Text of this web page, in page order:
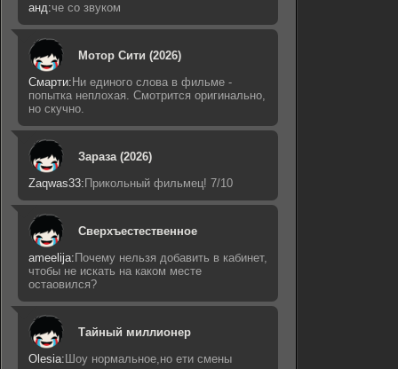
анд:че со звуком
Мотор Сити (2026)
Смарти: Ни единого слова в фильме -
попытка неплохая. Смотрится оригинально,
но скучно.
Зараза (2026)
Zaqwas33: Прикольный фильмец! 7/10
Сверхъестественное
ameelija: Почему нельзя добавить в кабинет,
чтобы не искать на каком месте
остаовился?
Тайный миллионер
Olesia: Шоу нормальное,но ети смены